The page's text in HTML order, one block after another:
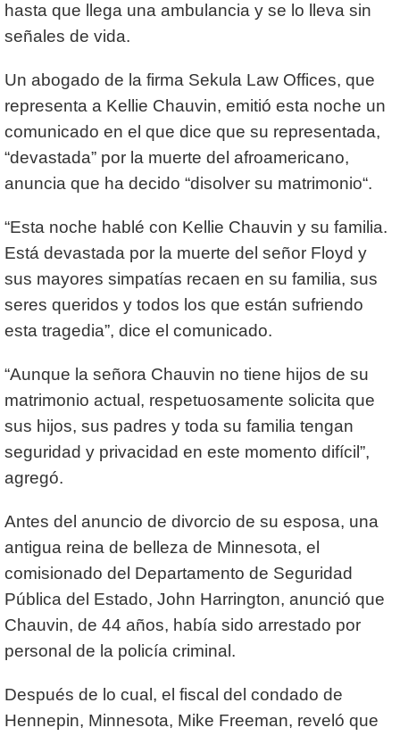
hasta que llega una ambulancia y se lo lleva sin
señales de vida.
Un abogado de la firma Sekula Law Offices, que
representa a Kellie Chauvin, emitió esta noche un
comunicado en el que dice que su representada,
“devastada” por la muerte del afroamericano,
anuncia que ha decido “disolver su matrimonio“.
“Esta noche hablé con Kellie Chauvin y su familia.
Está devastada por la muerte del señor Floyd y
sus mayores simpatías recaen en su familia, sus
seres queridos y todos los que están sufriendo
esta tragedia”, dice el comunicado.
“Aunque la señora Chauvin no tiene hijos de su
matrimonio actual, respetuosamente solicita que
sus hijos, sus padres y toda su familia tengan
seguridad y privacidad en este momento difícil”,
agregó.
Antes del anuncio de divorcio de su esposa, una
antigua reina de belleza de Minnesota, el
comisionado del Departamento de Seguridad
Pública del Estado, John Harrington, anunció que
Chauvin, de 44 años, había sido arrestado por
personal de la policía criminal.
Después de lo cual, el fiscal del condado de
Hennepin, Minnesota, Mike Freeman, reveló que